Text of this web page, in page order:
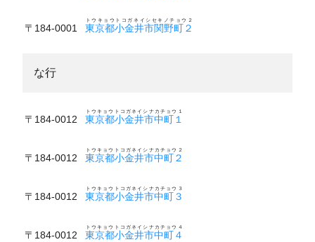
〒184-0001 東京都小金井市関野町２
トウキョウトコガネイシセキノチョウ２
な行
〒184-0012 東京都小金井市中町１
トウキョウトコガネイシナカチョウ１
〒184-0012 東京都小金井市中町２
トウキョウトコガネイシナカチョウ２
〒184-0012 東京都小金井市中町３
トウキョウトコガネイシナカチョウ３
〒184-0012 東京都小金井市中町４
トウキョウトコガネイシナカチョウ４